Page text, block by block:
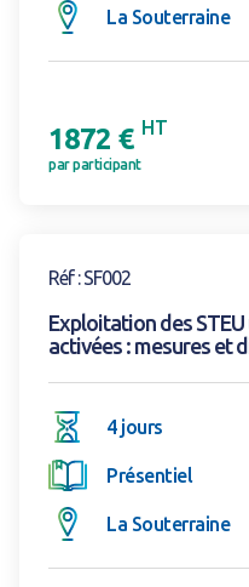
La Souterraine
1872 € HT
par participant
Réf : SF002
Exploitation des
activées : mesures et
4 jours
Présentiel
La Souterraine